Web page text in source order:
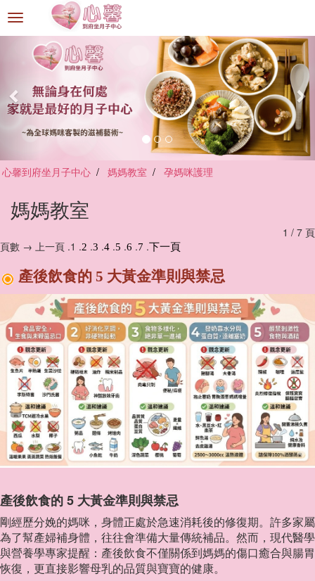
選
單
心馨到府坐月子中心 媽媽教室 孕媽咪護理
媽媽教室
1 / 7 頁
頁數 → 上一頁 .1 .2 .3 .4 .5 .6 .7 .下一頁
產後飲食的 5 大黃金準則與禁忌
產後飲食的 5 大黃金準則與禁忌
剛經歷分娩的媽咪，身體正處於急速消耗後的修復期。許多家屬
為了幫產婦補身體，往往會準備大量傳統補品。然而，現代醫學
與營養學專家提醒：產後飲食不僅關係到媽媽的傷口癒合與腸胃
恢復，更直接影響母乳的品質與寶寶的健康。